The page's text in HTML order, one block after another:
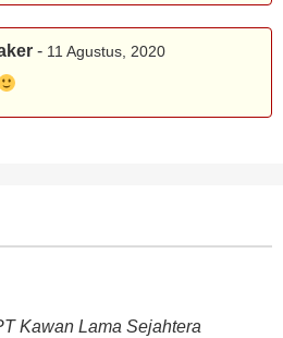
- 11 Agustus, 2020
Kawan Lama Sejahtera